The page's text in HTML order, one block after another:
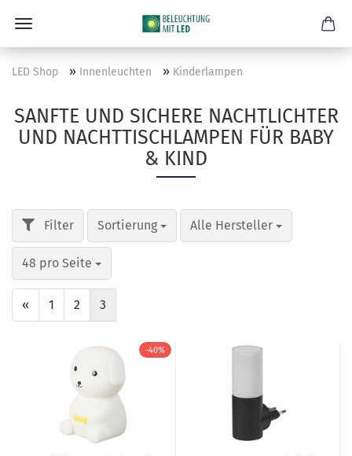
LED Shop » Innenleuchten » Kinderlampen
SANFTE UND SICHERE NACHTLICHTER
UND NACHTTISCHLAMPEN FÜR BABY
& KIND
Sortierung Alle Hersteller
48 pro Seite
« 1 2 3
-40%